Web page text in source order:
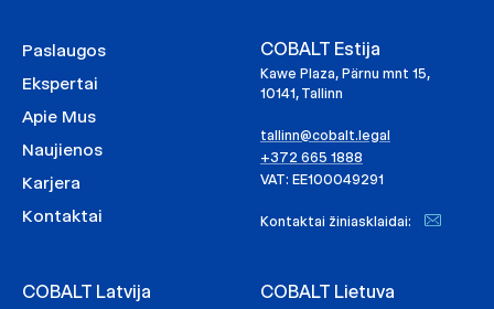
Paslaugos
Ekspertai
Apie Mus
Naujienos
Karjera
Kontaktai
COBALT Estija
Kawe Plaza, Pärnu mnt 15,
10141, Tallinn
tallinn@cobalt.legal
+372 665 1888
VAT: EE100049291
Kontaktai žiniasklaidai:
COBALT Latvija COBALT Lietuva